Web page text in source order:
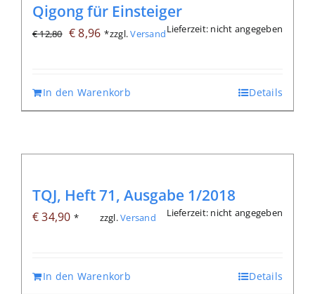
Qigong für Einsteiger
€12,80 Ursprünglicher
€ 12,80
€8,96Aktueller
€ 8,96.
*zzgl.VersandLieferzeit: nicht angegeben
In den Warenkorb Details
TQJ, Heft 71, Ausgabe 1/2018
€34,90 * zzgl.Versand Lieferzeit: nicht angegeben
In den Warenkorb Details